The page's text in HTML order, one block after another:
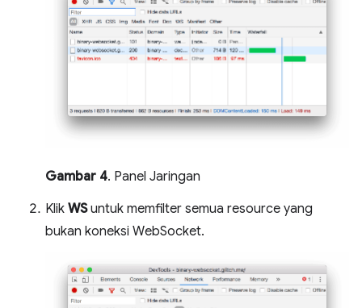
Gambar 4. Panel Jaringan
Klik WSuntuk memfilter semua resource yang
bukan koneksi WebSocket.